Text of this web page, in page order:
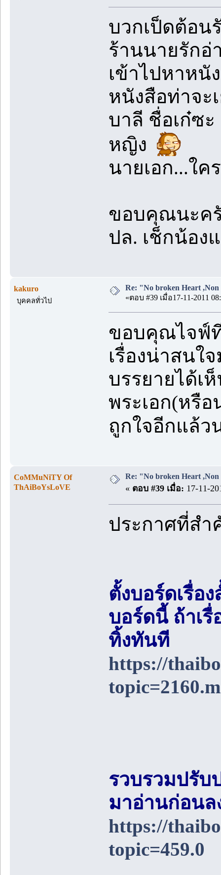
บวกเป็ดต้อน
ร้านนายรัก
เข้าไปหาหนั
หนังสือท่าจะ
บาลี ชื่อเก๋ซ
หญิง
นายเอก...ใ
ขอบคุณนะค
ปล. เช็กน้อง
kakuro
บุคคลทั่วไป
Re: "No broken Heart ,Non
«ตอบ #39 เมื่อ17-11-2011
ขอบคุณไจฟ์
เรื่องน่าสนใ
บรรยายได้เ
พระเอก(หรื
ถูกใจอีกแล้ว
CoMMuNiTY Of
ThAiBoYsLoVE
Re: "No broken Heart ,Non
« ตอบ #39 เมื่อ: 17-11-
ประกาศที่ส
ตั้งบอร์ดเรื่อ
บอร์ดนี้ ถ้าเ
ทิ้งทันที
https://
รวบรวมปรับ
มาอ่านก่อน
https://
topic=459.0